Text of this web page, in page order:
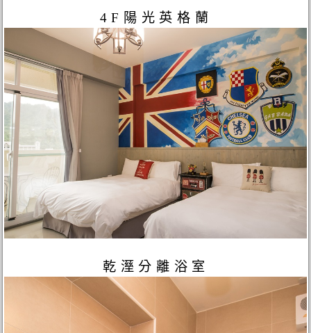
4F陽光英格蘭
乾溼分離浴室